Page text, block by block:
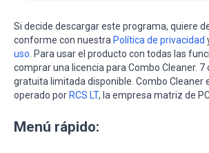
Si decide descargar este programa, quiere
conforme con nuestra Política de privacidad
uso . Para usar el producto con todas las
comprar una licencia para Combo Cleaner. 7
gratuita limitada disponible. Combo Cleaner
operado porRCS LT, la empresa matriz de
Menú rápido: